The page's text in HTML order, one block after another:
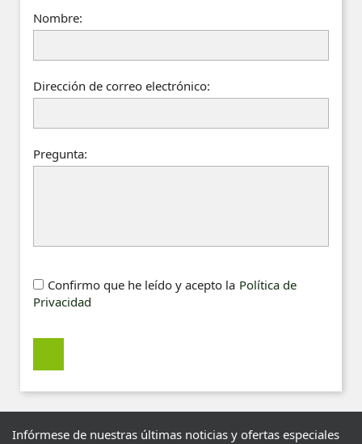
Nombre:
Dirección de correo electrónico:
Pregunta:
Confirmo que he leído y acepto la Política de
Privacidad
Infórmese de nuestras últimas noticias y ofertas especiales